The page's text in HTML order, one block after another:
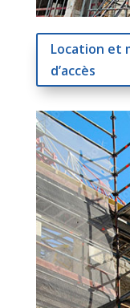
Location et
d’accès